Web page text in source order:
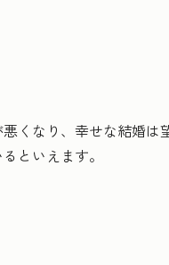
なり、幸せな結婚は
といえます。